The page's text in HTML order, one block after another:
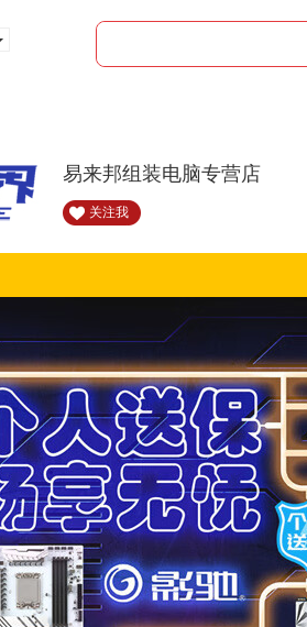
易来邦组装电脑专营店
关注我